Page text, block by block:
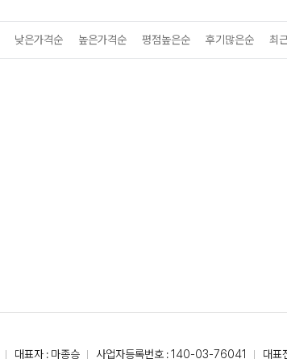
낮은가격순 높은가격순 평점높은순 후기많은순 최
대표자 : 마종승 사업자등록번호 : 140-03-76041 대